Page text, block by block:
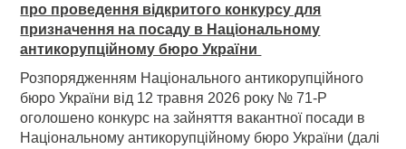
про проведення відкритого конкурсу для
призначення на посаду в Національному
антикорупційному бюро України
Розпорядженням Національного антикорупційного
бюро України від 12 травня 2026 року № 71-Р
оголошено конкурс на зайняття вакантної посади в
Національному антикорупційному бюро України (далі